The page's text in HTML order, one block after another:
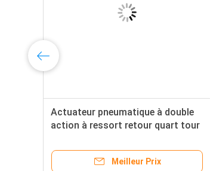
Actuateur pneumatique à double
action à ressort retour quart tour
71753 nm pour les centrales
électriques
Meilleur Prix